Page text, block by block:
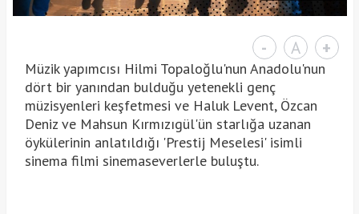
- A +
Müzik yapımcısı Hilmi Topaloğlu'nun Anadolu'nun
dört bir yanından bulduğu yetenekli genç
müzisyenleri keşfetmesi ve Haluk Levent, Özcan
Deniz ve Mahsun Kırmızıgül'ün starlığa uzanan
öykülerinin anlatıldığı 'Prestij Meselesi' isimli
sinema filmi sinemaseverlerle buluştu.